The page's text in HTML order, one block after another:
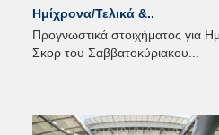
Ημίχρονα/Τελικά &..
Προγνωστικά στοιχήματος για
Σκορ του Σαββατοκύριακου